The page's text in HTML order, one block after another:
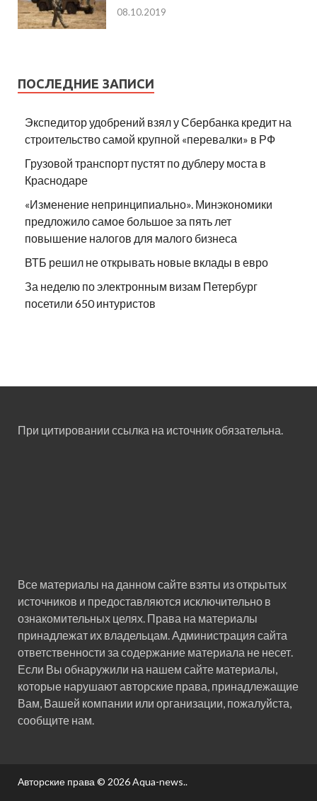
08.10.2019
ПОСЛЕДНИЕ ЗАПИСИ
Экспедитор удобрений взял у Сбербанка кредит на
строительство самой крупной «перевалки» в РФ
Грузовой транспорт пустят по дублеру моста в
Краснодаре
«Изменение непринципиально». Минэкономики
предложило самое большое за пять лет
повышение налогов для малого бизнеса
ВТБ решил не открывать новые вклады в евро
За неделю по электронным визам Петербург
посетили 650 интуристов
При цитировании ссылка на источник обязательна.
Все материалы на данном сайте взяты из открытых
источников и предоставляются исключительно в
ознакомительных целях. Права на материалы
принадлежат их владельцам. Администрация сайта
ответственности за содержание материала не несет.
Если Вы обнаружили на нашем сайте материалы,
которые нарушают авторские права, принадлежащие
Вам, Вашей компании или организации, пожалуйста,
сообщите нам.
Авторские права © 2026Aqua-news..